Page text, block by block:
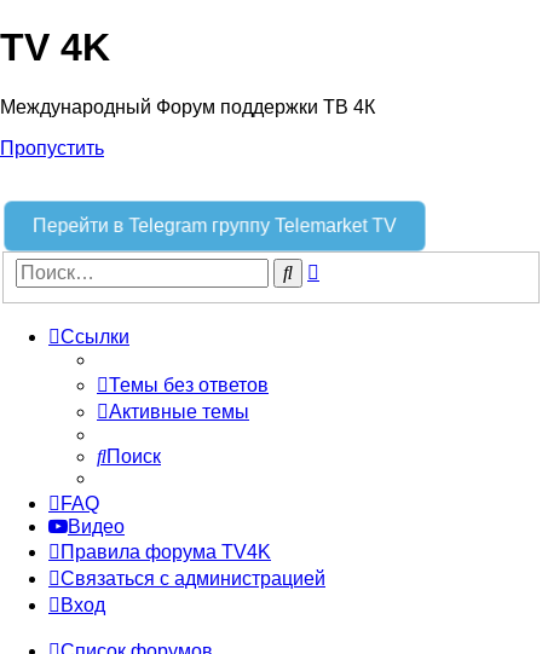
TV 4K
Международный Форум поддержки ТВ 4К
Пропустить
Перейти в Telegram группу Telemarket TV
Поиск
Ссылки
Темы без ответов
Активные темы
Поиск
FAQ
Видео
Правила форума TV4K
Связаться с администрацией
Вход